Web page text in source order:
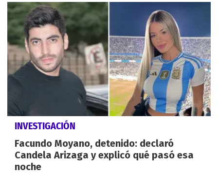
INVESTIGACIÓN
Facundo Moyano, detenido: declaró
Candela Arizaga y explicó qué pasó esa
noche